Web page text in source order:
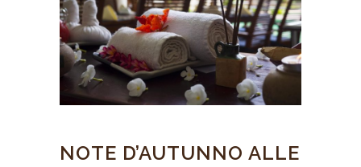
NOTE D’AUTUNNO ALLE